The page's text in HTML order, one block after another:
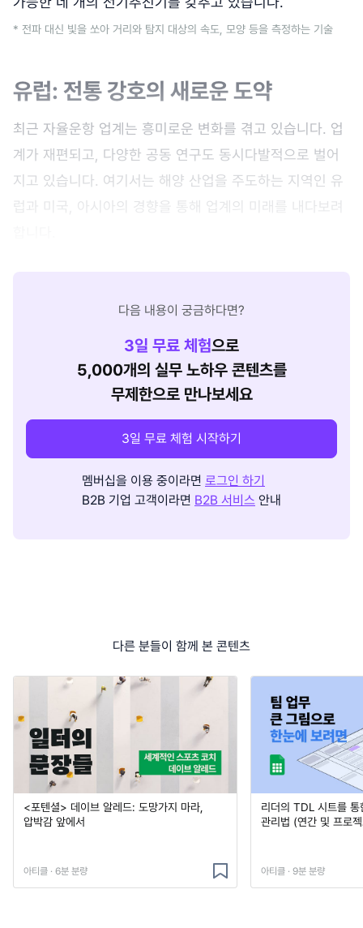
* 전파 대신 빛을 쏘아 거리와 탐지 대상의 속도, 모양 등을 측정하는 기술
유럽: 전통 강호의 새로운 도약
최근 자율운항 업계는 흥미로운 변화를 겪고 있습니다. 업
계가 재편되고, 다양한 공동 연구도 동시다발적으로 벌어
지고 있습니다. 여기서는 해양 산업을 주도하는 지역인 유
럽과 미국, 아시아의 경향을 통해 업계의 미래를 내다보려
다음 내용이 궁금하다면?
3일 무료 체험으로
5,000개의 실무 노하우 콘텐츠를
무제한으로 만나보세요
3일 무료 체험 시작하기
멤버십을 이용 중이라면 로그인 하기
B2B 기업 고객이라면 B2B 서비스 안내
다른 분들이 함께 본 콘텐츠
<포텐셜> 데이브 알레드: 도망가지 마라,
압박감 앞에서
아티클 · 6분 분량
리더의 TDL 시트를
관리법 (연간 및 프로
아티클 · 9분 분량